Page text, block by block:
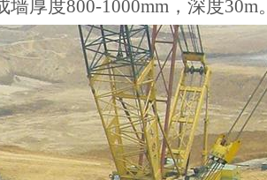
墙厚度800-1000mm，深度30m。